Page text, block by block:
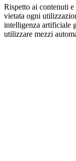
Rispetto ai contenuti
vietata ogni
intelligenza artificiale
utilizzare mezzi